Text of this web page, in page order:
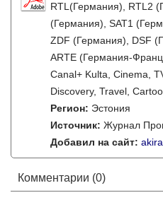
RTL(Германия), RTL2
(Германия), SAT1
ZDF (Германия), DSF
ARTE (Германия-
Canal+ Kulta, Cinema,
Discovery, Travel,
Регион: Эстония
Источник: Журнал
Добавил на сайт:
Комментарии (0)